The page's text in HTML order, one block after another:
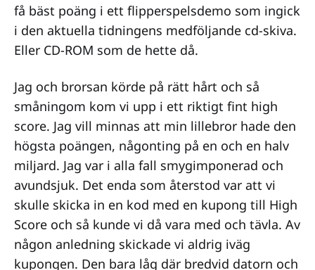
få bäst poäng i ett flipperspelsdemo som ingick
i den aktuella tidningens medföljande cd-skiva.
Eller CD-ROM som de hette då.
Jag och brorsan körde på rätt hårt och så
småningom kom vi upp i ett riktigt fint high
score. Jag vill minnas att min lillebror hade den
högsta poängen, någonting på en och en halv
miljard. Jag var i alla fall smygimponerad och
avundsjuk. Det enda som återstod var att vi
skulle skicka in en kod med en kupong till High
Score och så kunde vi då vara med och tävla. Av
någon anledning skickade vi aldrig iväg
kupongen. Den bara låg där bredvid datorn och